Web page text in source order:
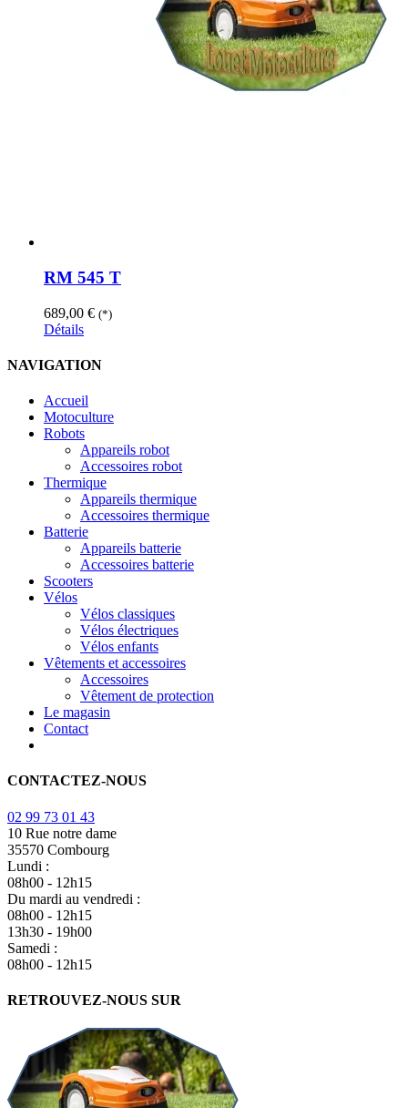
RM 545 T
689,00 € (*)
Détails
NAVIGATION
Accueil
Motoculture
Robots
Appareils robot
Accessoires robot
Thermique
Appareils thermique
Accessoires thermique
Batterie
Appareils batterie
Accessoires batterie
Scooters
Vélos
Vélos classiques
Vélos électriques
Vélos enfants
Vêtements et accessoires
Accessoires
Vêtement de protection
Le magasin
Contact
CONTACTEZ-NOUS
02 99 73 01 43
10 Rue notre dame
35570 Combourg
Lundi :
08h00 - 12h15
Du mardi au vendredi :
08h00 - 12h15
13h30 - 19h00
Samedi :
08h00 - 12h15
RETROUVEZ-NOUS SUR